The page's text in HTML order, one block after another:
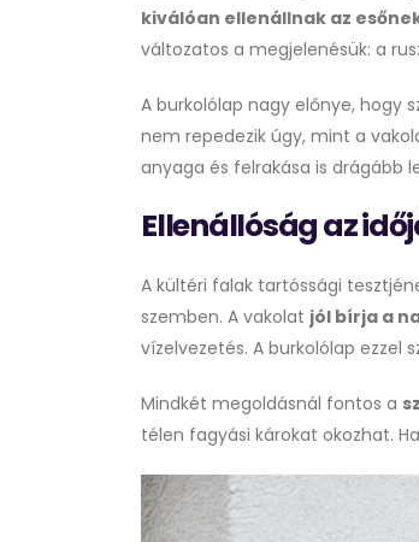
kiválóan ellenállnak az
változatos a megjelenésük: a
A burkolólap nagy előnye, hogy
nem repedezik úgy, mint a
anyaga és felrakása is drágább
Ellenállóság az
A kültéri falak tartóssági
szemben. A vakolat jól bírja a
vízelvezetés. A burkolólap ezzel
Mindkét megoldásnál fontos a
télen fagyási károkat okozhat.